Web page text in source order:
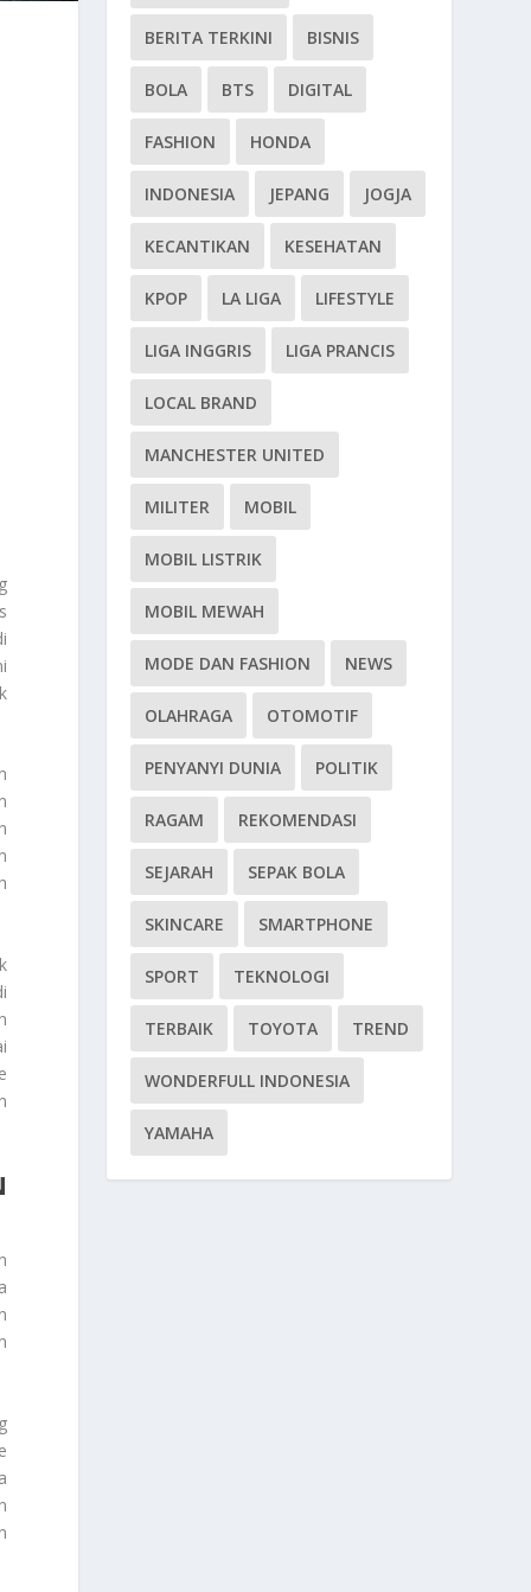
BERITA TERKINI BISNIS
BOLA BTS DIGITAL
FASHION HONDA
INDONESIA JEPANG JOGJA
KECANTIKAN KESEHATAN
KPOP LA LIGA LIFESTYLE
LIGA INGGRIS LIGA PRANCIS
LOCAL BRAND
MANCHESTER UNITED
MILITER MOBIL
MOBIL LISTRIK
MOBIL MEWAH
MODE DAN FASHION NEWS
OLAHRAGA OTOMOTIF
PENYANYI DUNIA POLITIK
RAGAM REKOMENDASI
SEJARAH SEPAK BOLA
SKINCARE SMARTPHONE
SPORT TEKNOLOGI
TERBAIK TOYOTA TREND
WONDERFULL INDONESIA
YAMAHA